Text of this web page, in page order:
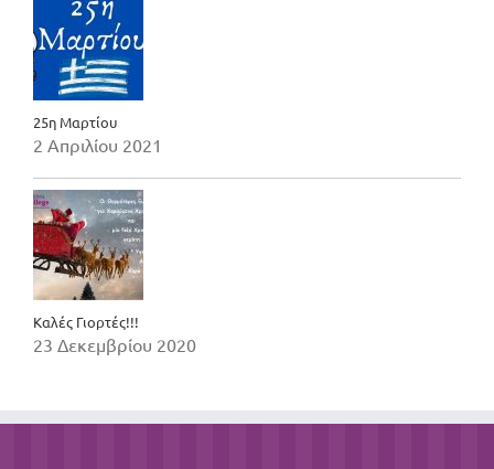
25η Μαρτίου
2 Απριλίου 2021
Καλές Γιορτές!!!
23 Δεκεμβρίου 2020